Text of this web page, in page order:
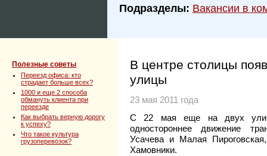
Подразделы: Вакансии в
Полезные советы
Переезд офиса: кто
страдает больше всех?
1000 и еще 2 способа
обмануть клиента при
переезде
Как выбрать верную дорогу
к успеху?
Что такое культура
грузоперевозок?
В центре столицы
улицы
23 мая 2011 года
С 22 мая еще на двух
одностороннее движение
Усачева и Малая
Хамовники.